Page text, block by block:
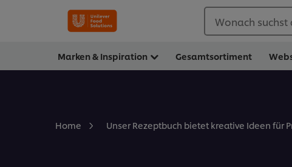
Wonach suchst
Marken & Inspiration Gesamtsortiment
Home Unser Rezeptbuch bietet kreative Ideen für